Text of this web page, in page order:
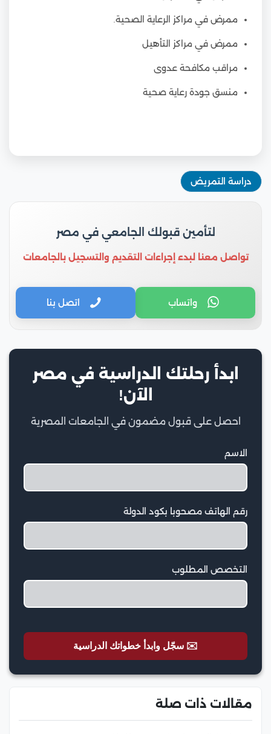
ممرض في مراكز الرعاية الصحية.
ممرض في مراكز التأهيل
مراقب مكافحة عدوى
منسق جودة رعاية صحية
دراسة التمريض
لتأمين قبولك الجامعي في مصر
تواصل معنا لبدء إجراءات التقديم والتسجيل بالجامعات
واتساب اتصل بنا
ابدأ رحلتك الدراسية في مصر
الآن!
احصل على قبول مضمون في الجامعات المصرية
الاسم
رقم الهاتف مصحوبا بكود الدولة
التخصص المطلوب
✉️ سجّل وابدأ خطواتك الدراسية
مقالات ذات صلة